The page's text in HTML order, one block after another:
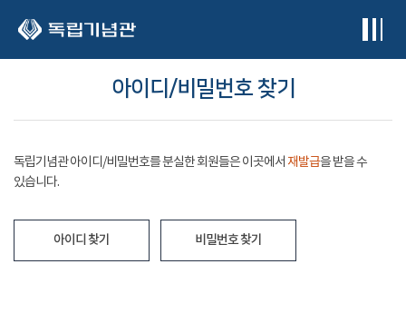
아이디/비밀번호 찾기
독립기념관 아이디/비밀번호를 분실한 회원들은 이곳에서 재발급을 받을 수
있습니다.
아이디 찾기 비밀번호 찾기